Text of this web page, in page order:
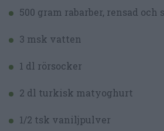
500 gram rabarber, rensad och
3 msk vatten
1 dl rörsocker
2 dl turkisk matyoghurt
1/2 tsk vaniljpulver